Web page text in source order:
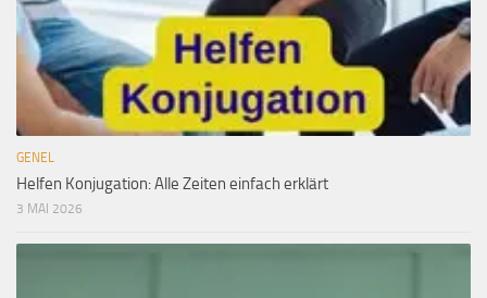
GENEL
Helfen Konjugation: Alle Zeiten einfach erklärt
3 MAI 2026